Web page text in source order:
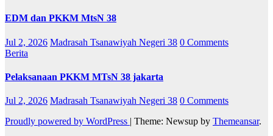
EDM dan PKKM MtsN 38
Jul 2, 2026 Madrasah Tsanawiyah Negeri 38 0 Comments
Berita
Pelaksanaan PKKM MTsN 38 jakarta
Jul 2, 2026 Madrasah Tsanawiyah Negeri 38 0 Comments
Proudly powered by WordPress | Theme: Newsup by Themeansar.